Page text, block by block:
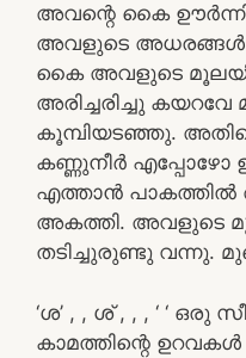
അവന്റെ കൈ
അവളുടെ അധരങ്ങൾ
കൈ അവളുടെ
അരിച്ചരിച്ചു
കൂമ്പിയടഞ്ഞു.
കണ്ണുനീർ എപ്പോഴോ
എത്താൻ
അകത്തി. അവളുടെ
തടിച്ചുരുണ്ടു വന്നു.
‘ശ’ , , ശ് , , , ‘ ‘ ഒരു
കാമത്തിന്റെ